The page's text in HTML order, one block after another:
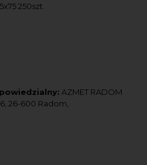
250szt.
AZMET RADOM
26-600 Radom,